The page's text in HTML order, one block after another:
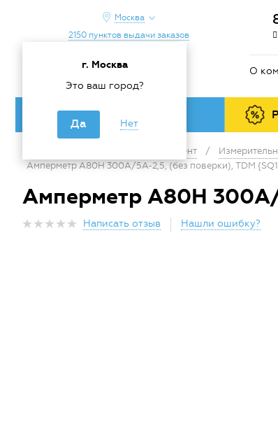
Москва
г. Москва
Это ваш город?
Да Нет
2150 пунктов выдачи заказов
О
Каталог товаров
Инструмент /
Амперметр А80Н 300А/5А-2,5, (без поверки), TDM
Амперметр А80Н 300А/
Написать отзыв Нашли ошибку?